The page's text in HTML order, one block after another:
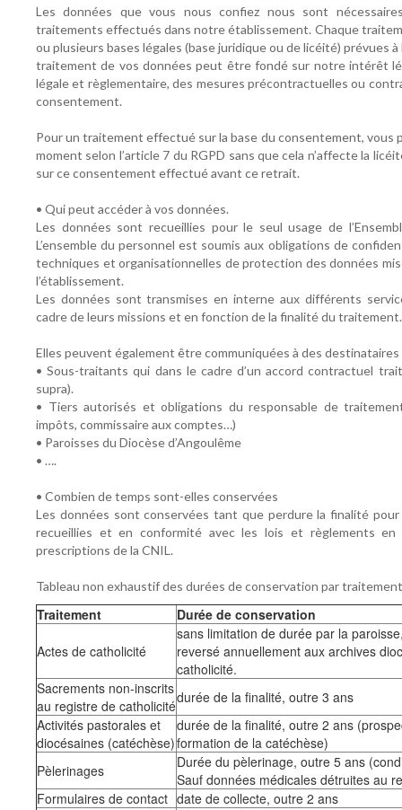
Les données que vous nous confiez nous sont
traitements effectués dans notre établissement. Chaque
ou plusieurs bases légales (base juridique ou de licéité) prévues à
traitement de vos données peut être fondé sur notre intérêt
légale et règlementaire, des mesures précontractuelles ou
consentement.
Pour un traitement effectué sur la base du consentement, vous
moment selon l’article 7 du RGPD sans que cela n’affecte la
sur ce consentement effectué avant ce retrait.
• Qui peut accéder à vos données.
Les données sont recueillies pour le seul usage de
L’ensemble du personnel est soumis aux obligations de
techniques et organisationnelles de protection des données
l’établissement.
Les données sont transmises en interne aux différents
cadre de leurs missions et en fonction de la finalité du traitement.
Elles peuvent également être communiquées à des
• Sous-traitants qui dans le cadre d’un accord contractuel
supra).
• Tiers autorisés et obligations du responsable de
impôts, commissaire aux comptes…)
• Paroisses du Diocèse d’Angoulême
• ….
• Combien de temps sont-elles conservées
Les données sont conservées tant que perdure la finalité
recueillies et en conformité avec les lois et règlements
prescriptions de la CNIL.
Tableau non exhaustif des durées de conservation par
Traitement Durée de conservation
Actes de catholicité
sans limitation de durée par la
reversé annuellement aux archives
catholicité.
Sacrements non-inscrits
au registre de catholicitédurée de la finalité, outre 3 ans
Activités pastorales et
diocésaines (catéchèse)
durée de la finalité, outre 2 ans
formation de la catéchèse)
Pèlerinages
Durée du pèlerinage, outre 5 ans
Sauf données médicales détruites au
Formulaires de contact date de collecte, outre 2 ans